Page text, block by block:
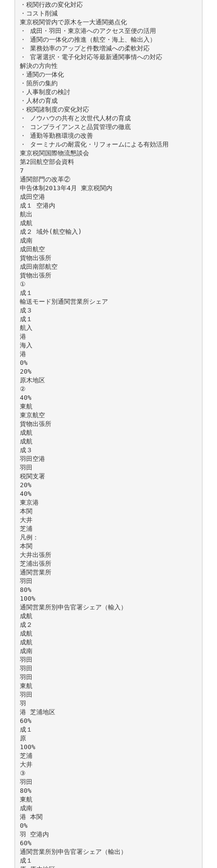
・税関行政の変化対応
・コスト削減
東京税関管内で原木を一大通関拠点化
・ 成田・羽田・東京港へのアクセス至便の活用
・ 通関の一体化の推進（航空・海上、輸出入）
・ 業務効率のアップと件数増減への柔軟対応
・ 官署選択・電子化対応等最新通関事情への対応
解決の方向性
・通関の一体化
・箇所の集約
・人事制度の検討
・人材の育成
・税関諸制度の変化対応
・ ノウハウの共有と次世代人材の育成
・ コンプライアンスと品質管理の徹底
・ 通勤等勤務環境の改善
・ ターミナルの耐震化・リフォームによる有効活用
東京税関国際物流懇談会
第2回航空部会資料
7
通関部門の改革②
申告体制2013年4月 東京税関内
成田空港
成１ 空港内
航出
成航
成２ 域外(航空輸入)
成南
成田航空
貨物出張所
成田南部航空
貨物出張所
①
成１
輸送モード別通関営業所シェア
成３
成１
航入
港
海入
港
0%
20%
原木地区
②
40%
東航
東京航空
貨物出張所
成航
成航
成３
羽田空港
羽田
税関支署
20%
40%
東京港
本関
大井
芝浦
凡例：
本関
大井出張所
芝浦出張所
通関営業所
羽田
80%
100%
通関営業所別申告官署シェア（輸入）
成航
成２
成航
成航
成南
羽田
羽田
羽田
東航
羽田
羽
港 芝浦地区
60%
成１
原
100%
芝浦
大井
③
羽田
80%
東航
成南
港 本関
0%
羽 空港内
60%
通関営業所別申告官署シェア（輸出）
成１